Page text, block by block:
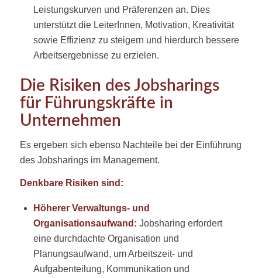
Leistungskurven und Präferenzen an. Dies
unterstützt die LeiterInnen, Motivation, Kreativität
sowie Effizienz zu steigern und hierdurch bessere
Arbeitsergebnisse zu erzielen.
Die Risiken des Jobsharings
für Führungskräfte in
Unternehmen
Es ergeben sich ebenso Nachteile bei der Einführung
des Jobsharings im Management.
Denkbare Risiken sind:
Höherer Verwaltungs- und
Organisationsaufwand: Jobsharing erfordert
eine durchdachte Organisation und
Planungsaufwand, um Arbeitszeit- und
Aufgabenteilung, Kommunikation und